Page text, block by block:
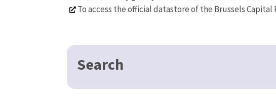
To access the official datastore of the Brussels Capital
Search